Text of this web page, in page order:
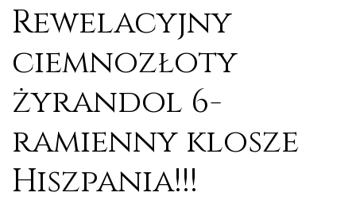
Rewelacyjny
ciemnozłoty
żyrandol 6-
ramienny klosze
Hiszpania!!!